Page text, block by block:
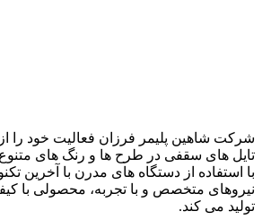
تایل های سقفی در طرح ها و رنگ های متنوع
با استفاده از دستگاه های مدرن با آخرین
نیروهای متخصص و با تجربه، محصولی با
تولید می کند.